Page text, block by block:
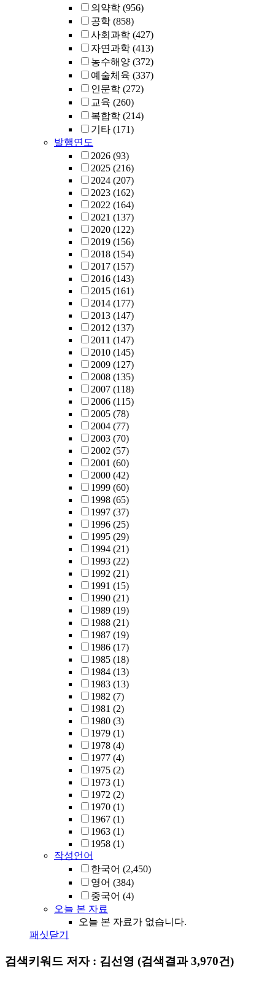
의약학 (956)
공학 (858)
사회과학 (427)
자연과학 (413)
농수해양 (372)
예술체육 (337)
인문학 (272)
교육 (260)
복합학 (214)
기타 (171)
발행연도
2026 (93)
2025 (216)
2024 (207)
2023 (162)
2022 (164)
2021 (137)
2020 (122)
2019 (156)
2018 (154)
2017 (157)
2016 (143)
2015 (161)
2014 (177)
2013 (147)
2012 (137)
2011 (147)
2010 (145)
2009 (127)
2008 (135)
2007 (118)
2006 (115)
2005 (78)
2004 (77)
2003 (70)
2002 (57)
2001 (60)
2000 (42)
1999 (60)
1998 (65)
1997 (37)
1996 (25)
1995 (29)
1994 (21)
1993 (22)
1992 (21)
1991 (15)
1990 (21)
1989 (19)
1988 (21)
1987 (19)
1986 (17)
1985 (18)
1984 (13)
1983 (13)
1982 (7)
1981 (2)
1980 (3)
1979 (1)
1978 (4)
1977 (4)
1975 (2)
1973 (1)
1972 (2)
1970 (1)
1967 (1)
1963 (1)
1958 (1)
작성언어
한국어 (2,450)
영어 (384)
중국어 (4)
오늘 본 자료
오늘 본 자료가 없습니다.
패싯닫기
검색키워드 저자 : 김선영 (검색결과 3,970건)